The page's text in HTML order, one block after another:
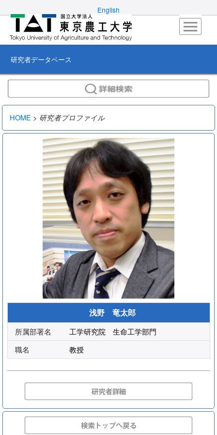
English
研究者データベース
HOME > 研究者プロファイル
浅野 竜太郎
所属部署名
工学研究院 生命工学部門
職名
教授